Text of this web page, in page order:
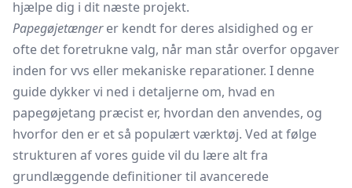
hjælpe dig i dit næste projekt.
Papegøjetængerer kendt for deres alsidighed og er
ofte det foretrukne valg, når man står overfor opgaver
inden for vvs eller mekaniske reparationer. I denne
guide dykker vi ned i detaljerne om, hvad en
papegøjetang præcist er, hvordan den anvendes, og
hvorfor den er et så populært værktøj. Ved at følge
strukturen af vores guide vil du lære alt fra
grundlæggende definitioner til avancerede